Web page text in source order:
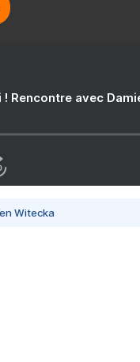
Rencontre avec
Witecka